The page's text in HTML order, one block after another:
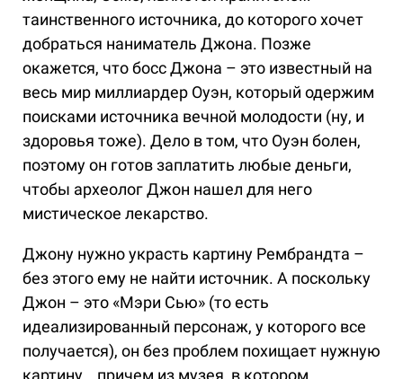
таинственного источника, до которого хочет
добраться наниматель Джона. Позже
окажется, что босс Джона – это известный на
весь мир миллиардер Оуэн, который одержим
поисками источника вечной молодости (ну, и
здоровья тоже). Дело в том, что Оуэн болен,
поэтому он готов заплатить любые деньги,
чтобы археолог Джон нашел для него
мистическое лекарство.
Джону нужно украсть картину Рембрандта –
без этого ему не найти источник. А поскольку
Джон – это «Мэри Сью» (то есть
идеализированный персонаж, у которого все
получается), он без проблем похищает нужную
картину… причем из музея, в котором